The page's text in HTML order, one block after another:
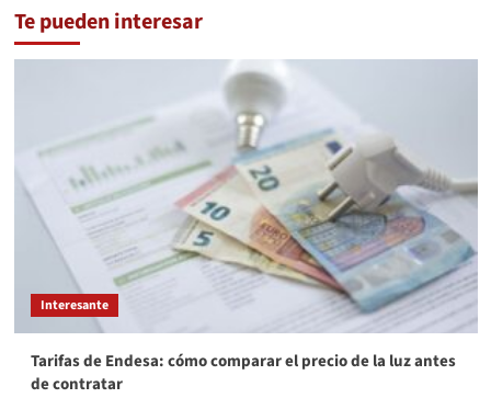
Te pueden interesar
Interesante
Tarifas de Endesa: cómo comparar el precio de la luz antes
de contratar